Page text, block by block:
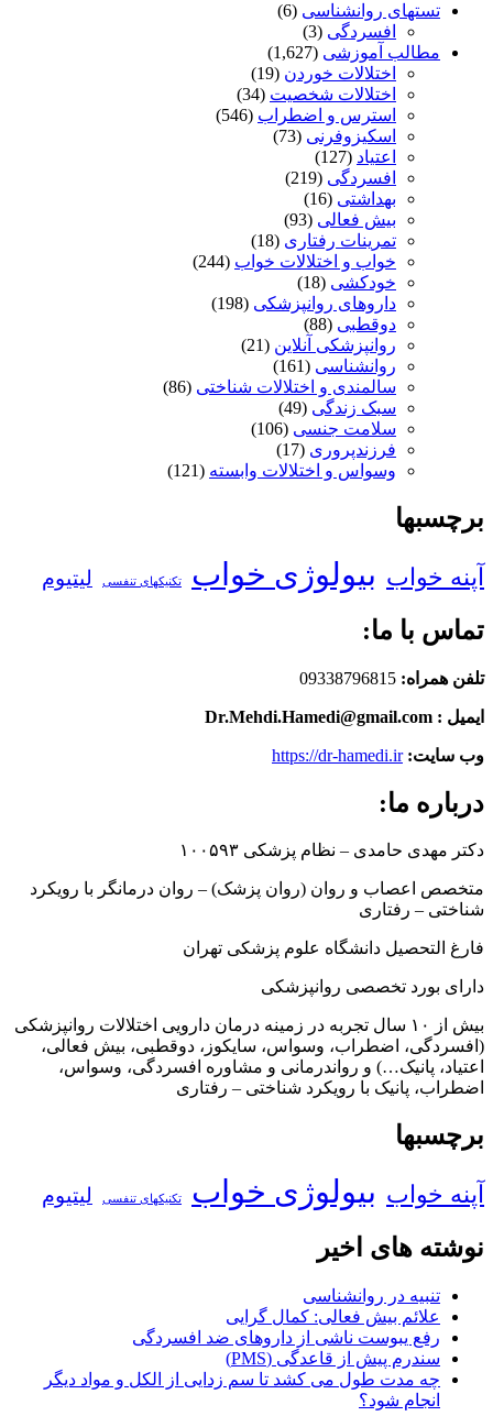
تستهای روانشناسی (6)
افسردگی (3)
مطالب آموزشی (1,627)
اختلالات خوردن (19)
اختلالات شخصیت (34)
استرس و اضطراب (546)
اسکیزوفرنی (73)
اعتیاد (127)
افسردگی (219)
بهداشتی (16)
بیش فعالی (93)
تمرینات رفتاری (18)
خواب و اختلالات خواب (244)
خودکشی (18)
داروهای روانپزشکی (198)
دوقطبی (88)
روانپزشکی آنلاین (21)
روانشناسی (161)
سالمندی و اختلالات شناختی (86)
سبک زندگی (49)
سلامت جنسی (106)
فرزندپروری (17)
وسواس و اختلالات وابسته (121)
برچسبها
آپنه خواب بیولوژی خواب تکنیکهای تنفسی لیتیوم
تماس با ما:
تلفن همراه: 09338796815
ایمیل : Dr.Mehdi.Hamedi@gmail.com
وب سایت: https://dr-hamedi.ir
درباره ما:
دکتر مهدی حامدی – نظام پزشکی ۱۰۰۵۹۳
متخصص اعصاب و روان (روان پزشک) – روان درمانگر با رویکرد
شناختی – رفتاری
فارغ التحصیل دانشگاه علوم پزشکی تهران
دارای بورد تخصصی روانپزشکی
بیش از ۱۰ سال تجربه در زمینه درمان دارویی اختلالات روانپزشکی
(افسردگی، اضطراب، وسواس، سایکوز، دوقطبی، بیش فعالی،
اعتیاد، پانیک…) و رواندرمانی و مشاوره افسردگی، وسواس،
اضطراب، پانیک با رویکرد شناختی – رفتاری
برچسبها
آپنه خواب بیولوژی خواب تکنیکهای تنفسی لیتیوم
نوشته های اخیر
تنبیه در روانشناسی
علائم بیش فعالی: کمال گرایی
رفع یبوست ناشی از داروهای ضد افسردگی
سندرم پیش از قاعدگی (PMS)
چه مدت طول می کشد تا سم زدایی از الکل و مواد دیگر
انجام شود؟